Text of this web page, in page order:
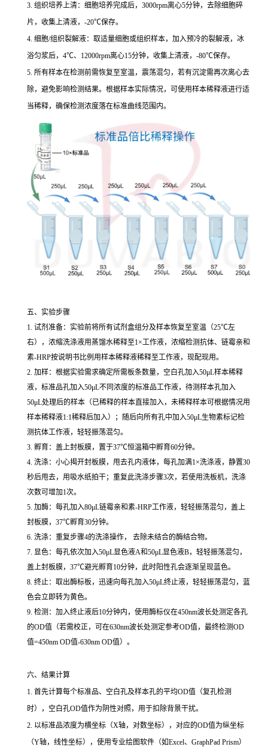
3. 组织培养上清：细胞培养完成后，3000rpm离心5分钟，去除细胞碎
片，收集上清液，-20℃保存。
4. 细胞/组织裂解液：取适量细胞或组织样本，加入预冷的裂解液，冰
浴匀浆后，4℃、12000rpm离心15分钟，收集上清液，-80℃保存。
5. 所有样本在检测前需恢复至室温，震荡混匀，若有沉淀需再次离心去
除，避免影响检测结果。根据样本实际情况，可使用样本稀释液进行适
当稀释，确保检测浓度落在标准曲线范围内。
五、实验步骤
1. 试剂准备：实验前将所有试剂盒组分及样本恢复至室温（25℃左
右），浓缩洗涤液用蒸馏水稀释至1×工作液，浓缩检测抗体、链霉亲和
素-HRP按说明书比例用样本稀释液稀释至工作液，现配现用。
2. 加样：根据实验需求确定所需板条数量，空白孔加入50μL样本稀释
液，标准品孔加入50μL不同浓度的标准品工作液，待测样本孔加入
50μL处理后的样本（已稀释的样本直接加入，未稀释样本可根据情况用
样本稀释液1:1稀释后加入）；随后向所有孔中加入50μL生物素标记检
测抗体工作液，轻轻振荡混匀。
3. 孵育：盖上封板膜，置于37℃恒温箱中孵育60分钟。
4. 洗涤：小心揭开封板膜，甩去孔内液体，每孔加满1×洗涤液，静置30
秒后甩去，用吸水纸拍干；重复此洗涤步骤3次，若使用洗板机，洗涤
次数可增加1次。
5. 加酶：每孔加入80μL链霉亲和素-HRP工作液，轻轻振荡混匀，盖上
封板膜，37℃孵育30分钟。
6. 洗涤：重复步骤4的洗涤操作， 去除未结合的酶结合物。
7. 显色：每孔依次加入50μL显色液A和50μL显色液B，轻轻振荡混匀，
盖上封板膜，37℃避光孵育10分钟，此时阳性孔会逐渐呈现蓝色。
8. 终止：取出酶标板，迅速向每孔加入50μL终止液，轻轻振荡混匀，蓝
色会立即转为黄色。
9. 检测：加入终止液后10分钟内，使用酶标仪在450nm波长处测定各孔
的OD值（若需校正，可在630nm波长处测定参考OD值，最终检测OD
值=450nm OD值-630nm OD值）。
六、结果计算
1. 首先计算每个标准品、空白孔及样本孔的平均OD值（复孔检测
时），空白孔OD值作为阴性对照，用于扣除背景干扰。
2. 以标准品浓度为横坐标（X轴，对数坐标），对应的OD值为纵坐标
（Y轴，线性坐标），使用专业绘图软件（如Excel、GraphPad Prism）